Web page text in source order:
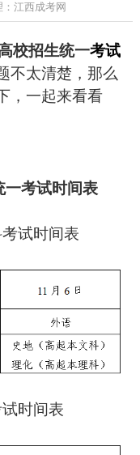
江西成考网
校招生统一考试
不太清楚，那么
，一起来看看
一考试时间表
试时间表
时间表